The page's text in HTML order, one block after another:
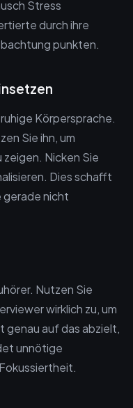
Stress
durch ihre
punkten.
Körpersprache.
Sie ihn, um
Nicken Sie
Dies schafft
gerade nicht
Nutzen Sie
wirklich zu, um
genau auf das abzielt,
unnötige